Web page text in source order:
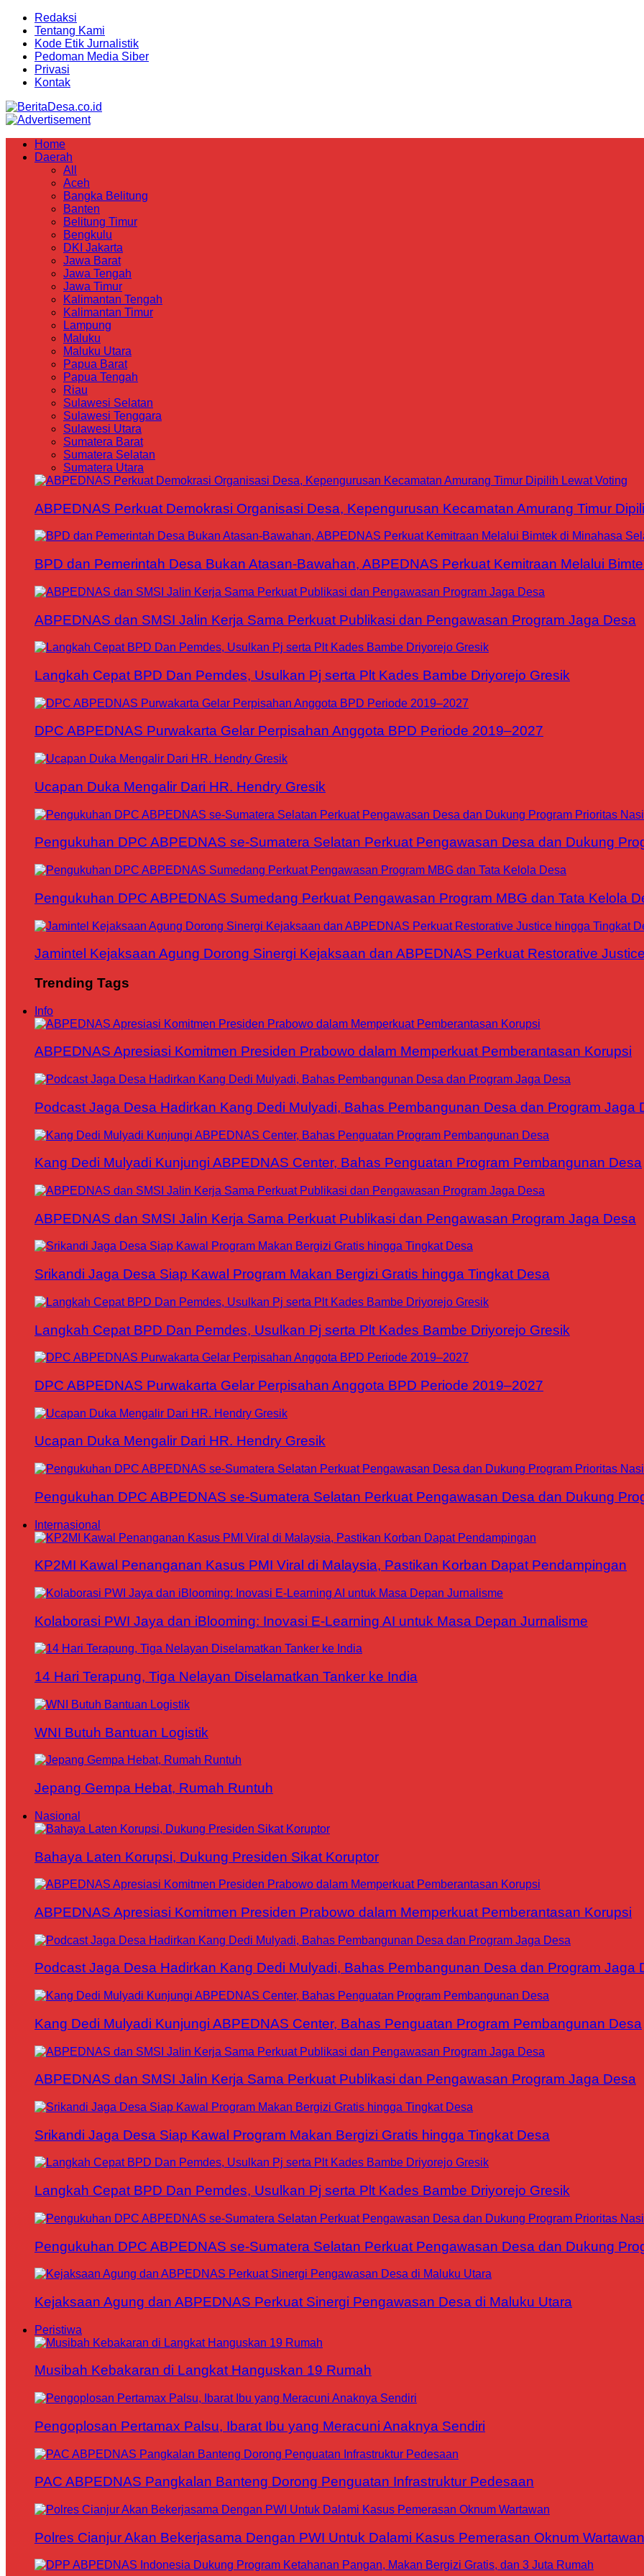
Redaksi
Tentang Kami
Kode Etik Jurnalistik
Pedoman Media Siber
Privasi
Kontak
Home
Daerah
All
Aceh
Bangka Belitung
Banten
Belitung Timur
Bengkulu
DKI Jakarta
Jawa Barat
Jawa Tengah
Jawa Timur
Kalimantan Tengah
Kalimantan Timur
Lampung
Maluku
Maluku Utara
Papua Barat
Papua Tengah
Riau
Sulawesi Selatan
Sulawesi Tenggara
Sulawesi Utara
Sumatera Barat
Sumatera Selatan
Sumatera Utara
ABPEDNAS Perkuat Demokrasi Organisasi Desa, Kepengurusan Kecamatan Amurang Timur
BPD dan Pemerintah Desa Bukan Atasan-Bawahan, ABPEDNAS Perkuat Kemitraan Melalui
ABPEDNAS dan SMSI Jalin Kerja Sama Perkuat Publikasi dan Pengawasan Program Jaga Desa
Langkah Cepat BPD Dan Pemdes, Usulkan Pj serta Plt Kades Bambe Driyorejo Gresik
DPC ABPEDNAS Purwakarta Gelar Perpisahan Anggota BPD Periode 2019–2027
Ucapan Duka Mengalir Dari HR. Hendry Gresik
Pengukuhan DPC ABPEDNAS se-Sumatera Selatan Perkuat Pengawasan Desa dan Dukung
Pengukuhan DPC ABPEDNAS Sumedang Perkuat Pengawasan Program MBG dan Tata Kelola
Jamintel Kejaksaan Agung Dorong Sinergi Kejaksaan dan ABPEDNAS Perkuat Restorative
Trending Tags
Info
ABPEDNAS Apresiasi Komitmen Presiden Prabowo dalam Memperkuat Pemberantasan Korupsi
Podcast Jaga Desa Hadirkan Kang Dedi Mulyadi, Bahas Pembangunan Desa dan Program Jaga
Kang Dedi Mulyadi Kunjungi ABPEDNAS Center, Bahas Penguatan Program Pembangunan Desa
ABPEDNAS dan SMSI Jalin Kerja Sama Perkuat Publikasi dan Pengawasan Program Jaga Desa
Srikandi Jaga Desa Siap Kawal Program Makan Bergizi Gratis hingga Tingkat Desa
Langkah Cepat BPD Dan Pemdes, Usulkan Pj serta Plt Kades Bambe Driyorejo Gresik
DPC ABPEDNAS Purwakarta Gelar Perpisahan Anggota BPD Periode 2019–2027
Ucapan Duka Mengalir Dari HR. Hendry Gresik
Pengukuhan DPC ABPEDNAS se-Sumatera Selatan Perkuat Pengawasan Desa dan Dukung
Internasional
KP2MI Kawal Penanganan Kasus PMI Viral di Malaysia, Pastikan Korban Dapat Pendampingan
Kolaborasi PWI Jaya dan iBlooming: Inovasi E-Learning AI untuk Masa Depan Jurnalisme
14 Hari Terapung, Tiga Nelayan Diselamatkan Tanker ke India
WNI Butuh Bantuan Logistik
Jepang Gempa Hebat, Rumah Runtuh
Nasional
Bahaya Laten Korupsi, Dukung Presiden Sikat Koruptor
ABPEDNAS Apresiasi Komitmen Presiden Prabowo dalam Memperkuat Pemberantasan Korupsi
Podcast Jaga Desa Hadirkan Kang Dedi Mulyadi, Bahas Pembangunan Desa dan Program Jaga
Kang Dedi Mulyadi Kunjungi ABPEDNAS Center, Bahas Penguatan Program Pembangunan Desa
ABPEDNAS dan SMSI Jalin Kerja Sama Perkuat Publikasi dan Pengawasan Program Jaga Desa
Srikandi Jaga Desa Siap Kawal Program Makan Bergizi Gratis hingga Tingkat Desa
Langkah Cepat BPD Dan Pemdes, Usulkan Pj serta Plt Kades Bambe Driyorejo Gresik
Pengukuhan DPC ABPEDNAS se-Sumatera Selatan Perkuat Pengawasan Desa dan Dukung
Kejaksaan Agung dan ABPEDNAS Perkuat Sinergi Pengawasan Desa di Maluku Utara
Peristiwa
Musibah Kebakaran di Langkat Hanguskan 19 Rumah
Pengoplosan Pertamax Palsu, Ibarat Ibu yang Meracuni Anaknya Sendiri
PAC ABPEDNAS Pangkalan Banteng Dorong Penguatan Infrastruktur Pedesaan
Polres Cianjur Akan Bekerjasama Dengan PWI Untuk Dalami Kasus Pemerasan Oknum Wartawan